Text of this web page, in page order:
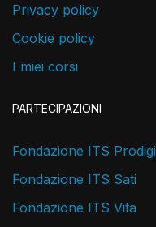
Privacy policy
Cookie policy
I miei corsi
PARTECIPAZIONI
Fondazione ITS Prodigi
Fondazione ITS Sati
Fondazione ITS Vita